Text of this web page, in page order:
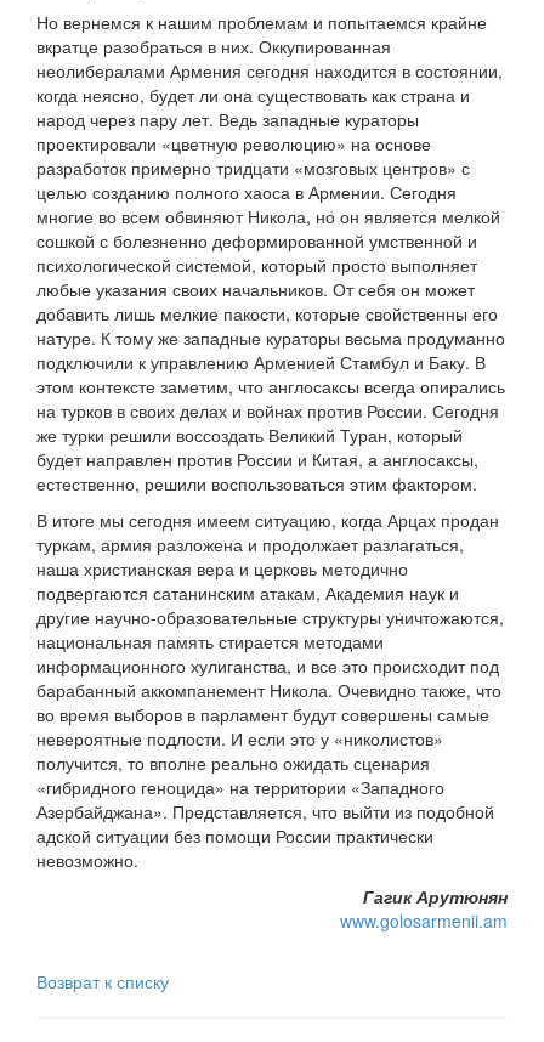
Но вернемся к нашим проблемам и попытаемся крайне
вкратце разобраться в них. Оккупированная
неолибералами Армения сегодня находится в состоянии,
когда неясно, будет ли она существовать как страна и
народ через пару лет. Ведь западные кураторы
проектировали «цветную революцию» на основе
разработок примерно тридцати «мозговых центров» с
целью созданию полного хаоса в Армении. Сегодня
многие во всем обвиняют Никола, но он является мелкой
сошкой с болезненно деформированной умственной и
психологической системой, который просто выполняет
любые указания своих начальников. От себя он может
добавить лишь мелкие пакости, которые свойственны его
натуре. К тому же западные кураторы весьма продуманно
подключили к управлению Арменией Стамбул и Баку. В
этом контексте заметим, что англосаксы всегда опирались
на турков в своих делах и войнах против России. Сегодня
же турки решили воссоздать Великий Туран, который
будет направлен против России и Китая, а англосаксы,
естественно, решили воспользоваться этим фактором.
В итоге мы сегодня имеем ситуацию, когда Арцах продан
туркам, армия разложена и продолжает разлагаться,
наша христианская вера и церковь методично
подвергаются сатанинским атакам, Академия наук и
другие научно-образовательные структуры уничтожаются,
национальная память стирается методами
информационного хулиганства, и все это происходит под
барабанный аккомпанемент Никола. Очевидно также, что
во время выборов в парламент будут совершены самые
невероятные подлости. И если это у «николистов»
получится, то вполне реально ожидать сценария
«гибридного геноцида» на территории «Западного
Азербайджана». Представляется, что выйти из подобной
адской ситуации без помощи России практически
невозможно.
Гагик Арутюнян
www.golosarmenii.am
Возврат к списку